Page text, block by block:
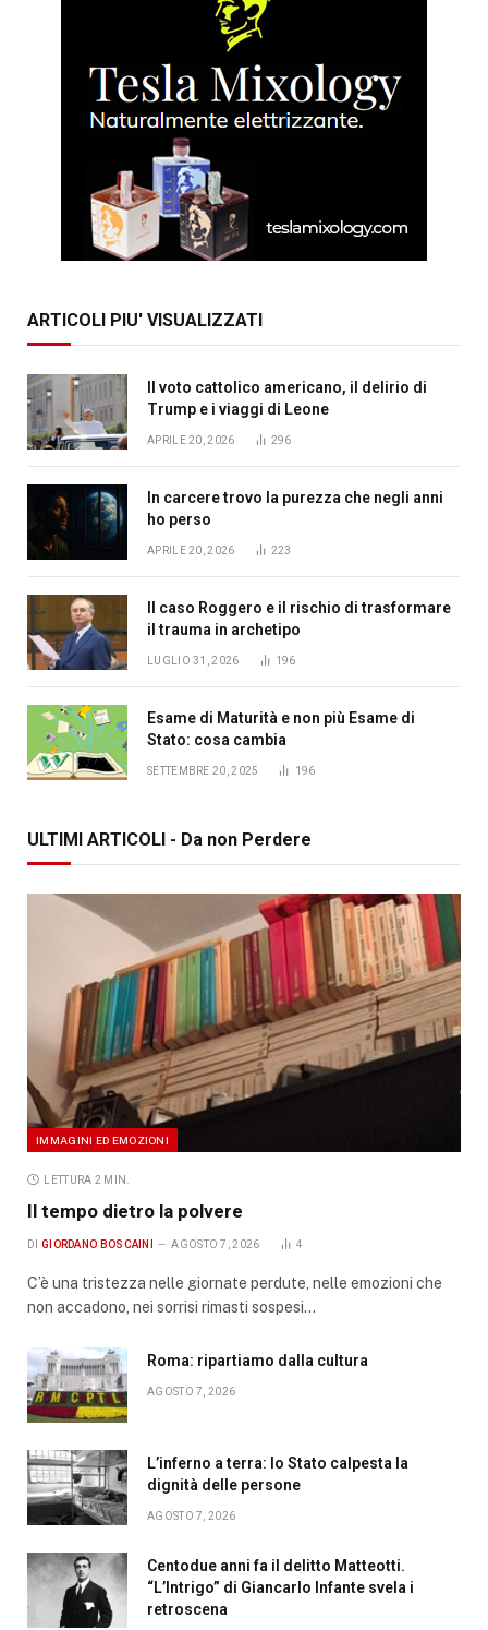
ARTICOLI PIU' VISUALIZZATI
Il voto cattolico americano, il delirio di
Trump e i viaggi di Leone
APRILE 20, 2026 296
In carcere trovo la purezza che negli anni
ho perso
APRILE 20, 2026 223
Il caso Roggero e il rischio di trasformare
il trauma in archetipo
LUGLIO 31, 2026 196
Esame di Maturità e non più Esame di
Stato: cosa cambia
SETTEMBRE 20, 2025 196
ULTIMI ARTICOLI - Da non Perdere
IMMAGINI ED EMOZIONI
LETTURA 2 MIN.
Il tempo dietro la polvere
DI GIORDANO BOSCAINI AGOSTO 7, 2026 4
C’è una tristezza nelle giornate perdute, nelle emozioni che
non accadono, nei sorrisi rimasti sospesi…
Roma: ripartiamo dalla cultura
AGOSTO 7, 2026
L’inferno a terra: lo Stato calpesta la
dignità delle persone
AGOSTO 7, 2026
Centodue anni fa il delitto Matteotti.
“L’Intrigo” di Giancarlo Infante svela i
retroscena